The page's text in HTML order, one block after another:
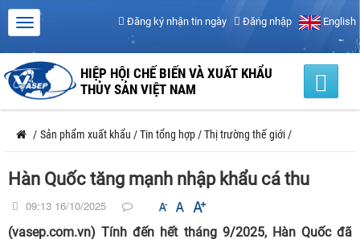
Đăng ký nhận tin ngày Đăng nhập English
HIỆP HỘI CHẾ BIẾN VÀ XUẤT KHẨU
THỦY SẢN VIỆT NAM
/ Sản phẩm xuất khẩu /Tin tổng hợp /Thị trường thế giới /
Hàn Quốc tăng mạnh nhập khẩu cá thu
09:13 16/10/2025
(vasep.com.vn) Tính đến hết tháng 9/2025, Hàn Quốc đã